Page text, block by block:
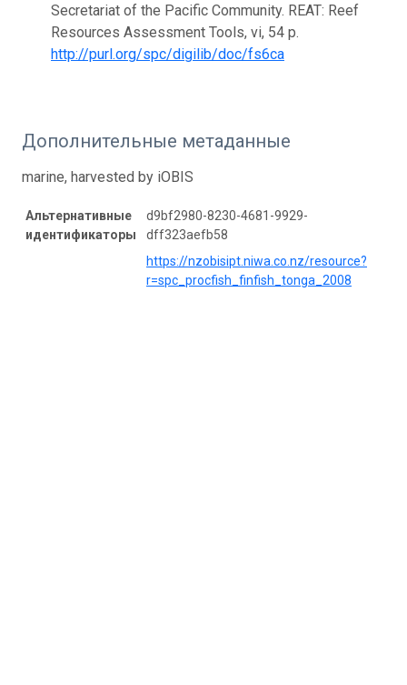
Secretariat of the Pacific Community. REAT: Reef
Resources Assessment Tools, vi, 54 p.
http://purl.org/spc/digilib/doc/fs6ca
Дополнительные метаданные
marine, harvested by iOBIS
Альтернативные
идентификаторы
d9bf2980-8230-4681-9929-
dff323aefb58
https://nzobisipt.niwa.co.nz/resource?
r=spc_procfish_finfish_tonga_2008